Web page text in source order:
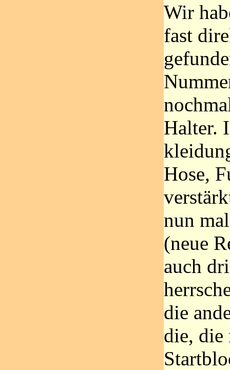
Wir
fast
Halter.
Hose,
nun
(neue
auch
die
die, die